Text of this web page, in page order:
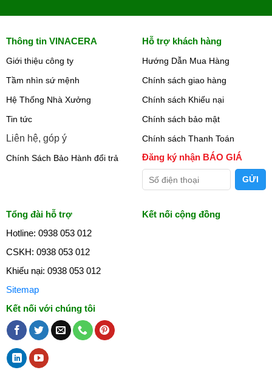
Thông tin VINACERA
Giới thiệu công ty
Tầm nhìn sứ mệnh
Hệ Thống Nhà Xưởng
Tin tức
Liên hệ, góp ý
Chính Sách Bảo Hành đổi trả
Hỗ trợ khách hàng
Hướng Dẫn Mua Hàng
Chính sách giao hàng
Chính sách Khiếu nại
Chính sách bảo mật
Chính sách Thanh Toán
Đăng ký nhận BÁO GIÁ
Tổng đài hỗ trợ
Hotline: 0938 053 012
CSKH: 0938 053 012
Khiếu nại: 0938 053 012
Sitemap
Kết nối với chúng tôi
Kết nối cộng đồng